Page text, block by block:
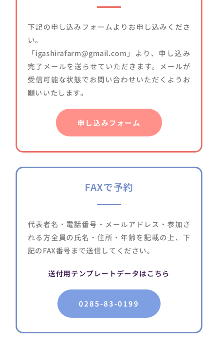
下記の申し込みフォームよりお申し込みくださ
い。
「igashirafarm@gmail.com」 より、申し込み
完了メールを送らせていただきます。メールが
受信可能な状態でお問い合わせいただくようお
願いいたします。
申し込みフォーム
FAXで予約
代表者名・電話番号・メールアドレス・参加さ
れる方全員の氏名・住所・年齢を記載の上、下
記のFAX番号まで送信してください。
送付用テンプレートデータはこちら
0285-83-0199